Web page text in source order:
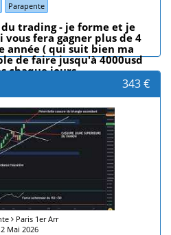
Parapente
trading - je forme et je
fera gagner plus de 4
année ( qui suit bien ma
de faire jusqu'à 4000usd
chaque jours
343 €
Paris 1er Arr
Mai 2026